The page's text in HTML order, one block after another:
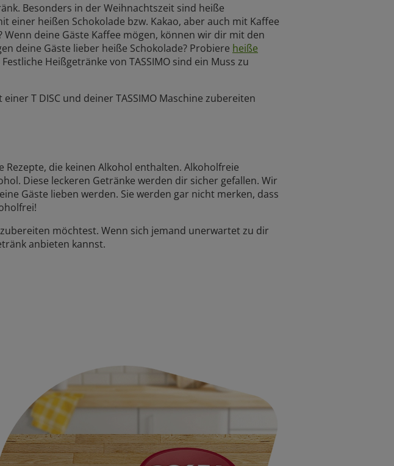
Besonders in der Weihnachtszeit sind heiße
einer heißen Schokolade bzw. Kakao, aber auch mit Kaffee
deine Gäste Kaffee mögen, können wir dir mit den
deine Gäste lieber heiße Schokolade? Probiere heiße
Heißgetränke von TASSIMO sind ein Muss zu
T DISC und deiner TASSIMO Maschine zubereiten
Rezepte, die keinen Alkohol enthalten. Alkoholfreie
Diese leckeren Getränke werden dir sicher gefallen. Wir
Gäste lieben werden. Sie werden gar nicht merken, dass
möchtest. Wenn sich jemand unerwartet zu dir
anbieten kannst.